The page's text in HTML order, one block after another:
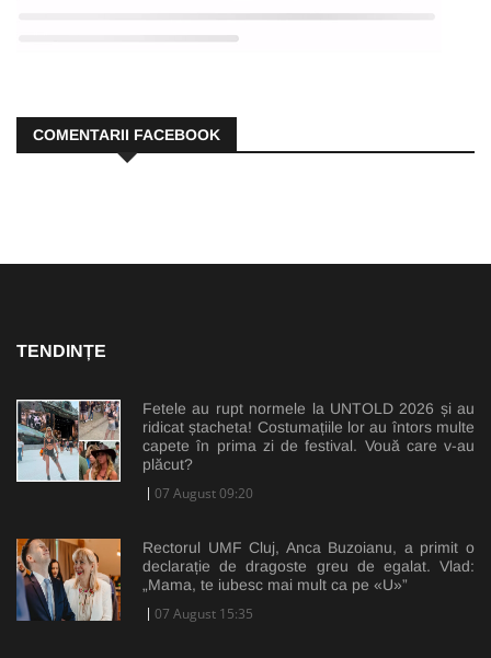
COMENTARII FACEBOOK
TENDINȚE
Fetele au rupt normele la UNTOLD 2026 și au
ridicat ștacheta! Costumațiile lor au întors multe
capete în prima zi de festival. Vouă care v-au
plăcut?
07 August 09:20
Rectorul UMF Cluj, Anca Buzoianu, a primit o
declarație de dragoste greu de egalat. Vlad:
„Mama, te iubesc mai mult ca pe «U»”
07 August 15:35